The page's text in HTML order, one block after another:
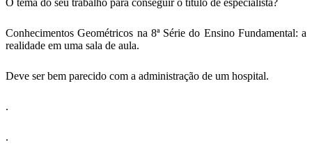
O tema do seu trabalho para conseguir o título de especialista?
Conhecimentos Geométricos na 8ª Série do Ensino Fundamental: a
realidade em uma sala de aula.
Deve ser bem parecido com a administração de um hospital.
.
.